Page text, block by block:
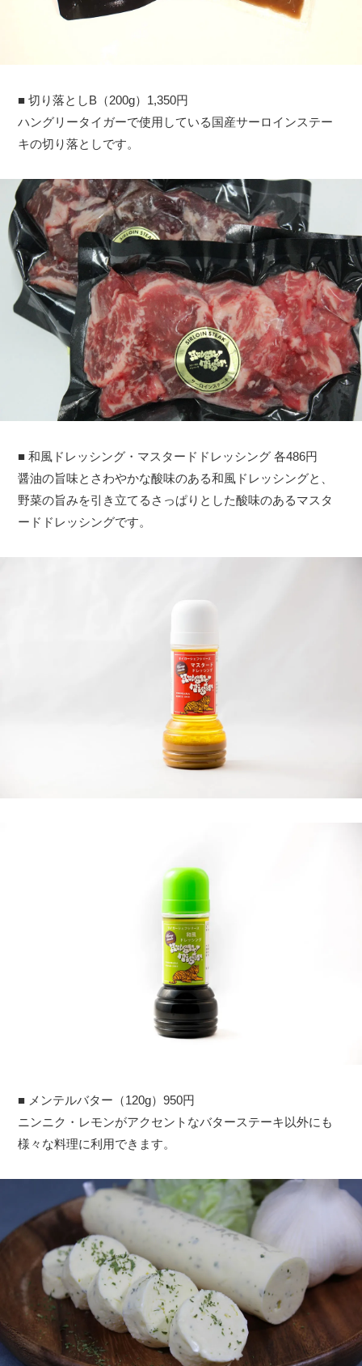
■ 切り落としB（200g）1,350円
ハングリータイガーで使用している国産サーロインステー
キの切り落としです。
■ 和風ドレッシング・マスタードドレッシング 各486円
醤油の旨味とさわやかな酸味のある和風ドレッシングと、
野菜の旨みを引き立てるさっぱりとした酸味のあるマスタ
ードドレッシングです。
■ メンテルバター（120g）950円
ニンニク・レモンがアクセントなバターステーキ以外にも
様々な料理に利用できます。